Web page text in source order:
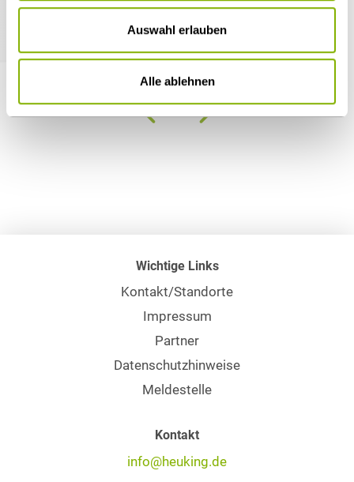
Auswahl erlauben
Alle ablehnen
Aufnahme der Malerfachbetrieb Helmut Lindt
Wichtige Links
Kontakt/Standorte
Impressum
Partner
Datenschutzhinweise
Meldestelle
Kontakt
info@heuking.de